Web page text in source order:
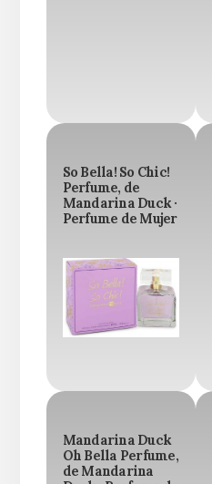
So Bella! So Chic!
Perfume, de
Mandarina Duck ·
Perfume de Mujer
Mandarina Duck
Oh Bella Perfume,
de Mandarina